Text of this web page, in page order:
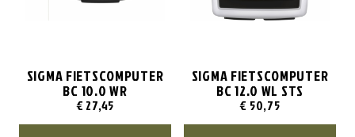
SIGMA FIETSCOMPUTER
BC 10.0 WR
€ 27,45
SIGMA FIETSCOMPUTER
BC 12.0 WL STS
€ 50,75